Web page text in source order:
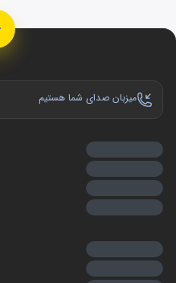
میزبان صدای شما هستیم